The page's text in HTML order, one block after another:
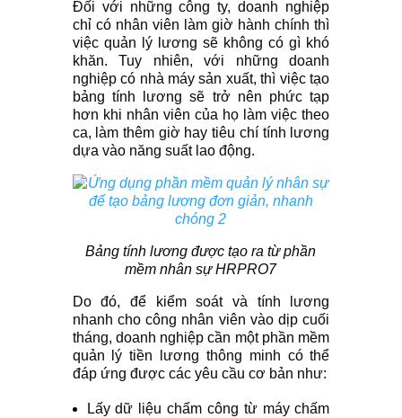
Đối với những công ty, doanh nghiệp
chỉ có nhân viên làm giờ hành chính thì
việc quản lý lương sẽ không có gì khó
khăn. Tuy nhiên, với những doanh
nghiệp có nhà máy sản xuất, thì việc tạo
bảng tính lương sẽ trở nên phức tạp
hơn khi nhân viên của họ làm việc theo
ca, làm thêm giờ hay tiêu chí tính lương
dựa vào năng suất lao động.
Bảng tính lương được tạo ra từ phần
mềm nhân sự HRPRO7
Do đó, để kiểm soát và tính lương
nhanh cho công nhân viên vào dịp cuối
tháng, doanh nghiệp cần một phần mềm
quản lý tiền lương thông minh có thể
đáp ứng được các yêu cầu cơ bản như:
Lấy dữ liệu chấm công từ máy chấm